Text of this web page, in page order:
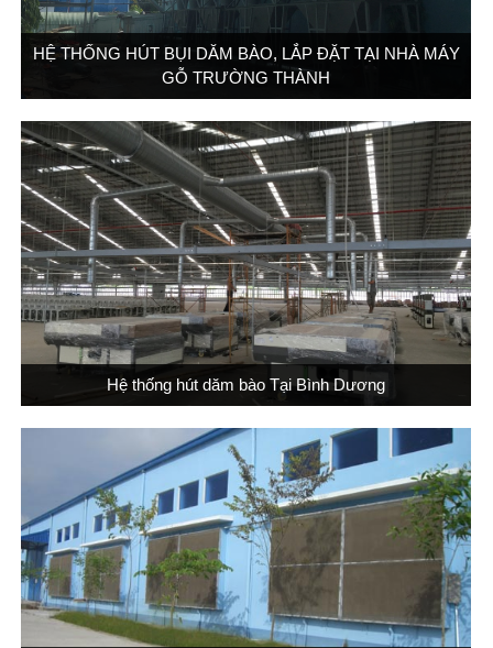
HỆ THỐNG HÚT BỤI DĂM BÀO, LẮP ĐẶT TẠI NHÀ MÁY
GỖ TRƯỜNG THÀNH
Hệ thống hút dăm bào Tại Bình Dương